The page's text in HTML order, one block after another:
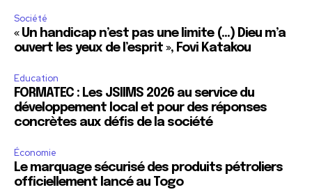
Société
« Un handicap n’est pas une limite (…) Dieu m’a
ouvert les yeux de l’esprit », Fovi Katakou
Education
FORMATEC : Les JSIIMS 2026 au service du
développement local et pour des réponses
concrètes aux défis de la société
Économie
Le marquage sécurisé des produits pétroliers
officiellement lancé au Togo